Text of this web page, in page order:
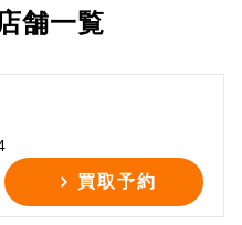
舗一覧
買取予約